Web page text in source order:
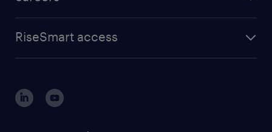
RiseSmart access